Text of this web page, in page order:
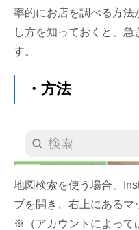
率的にお店を調べる方法
し方を知っておくと、
す。
・方法
地図検索を使う場合、
ブを開き、右上にあるマ
※（アカウントによって